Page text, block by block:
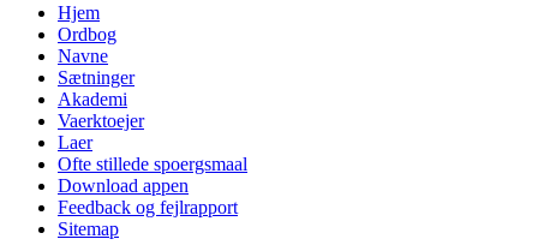
Hjem
Ordbog
Navne
Sætninger
Akademi
Vaerktoejer
Laer
Ofte stillede spoergsmaal
Download appen
Feedback og fejlrapport
Sitemap